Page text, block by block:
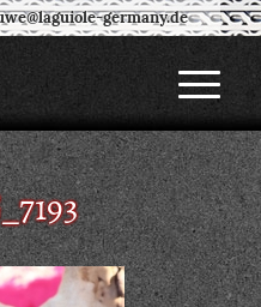
germany.de